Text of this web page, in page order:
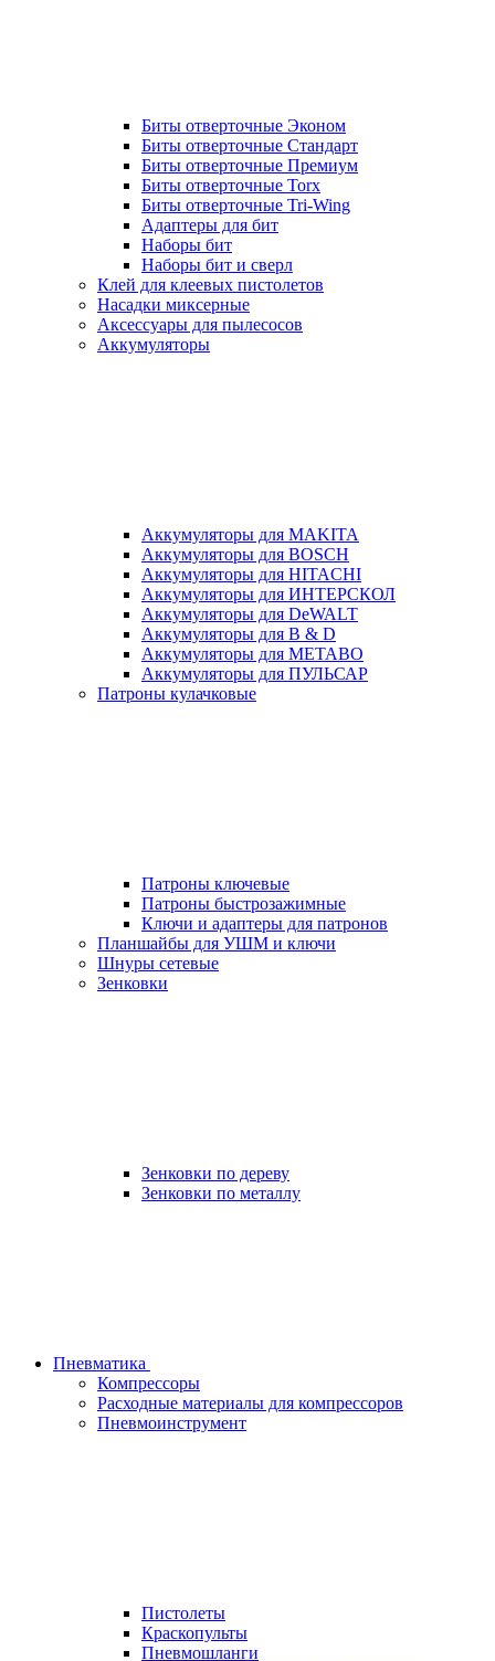
Биты отверточные Эконом
Биты отверточные Стандарт
Биты отверточные Премиум
Биты отверточные Torx
Биты отверточные Tri-Wing
Адаптеры для бит
Наборы бит
Наборы бит и сверл
Клей для клеевых пистолетов
Насадки миксерные
Аксессуары для пылесосов
Аккумуляторы
Аккумуляторы для MAKITA
Аккумуляторы для BOSCH
Аккумуляторы для HITACHI
Аккумуляторы для ИНТЕРСКОЛ
Аккумуляторы для DeWALT
Аккумуляторы для B & D
Аккумуляторы для METABO
Аккумуляторы для ПУЛЬСАР
Патроны кулачковые
Патроны ключевые
Патроны быстрозажимные
Ключи и адаптеры для патронов
Планшайбы для УШМ и ключи
Шнуры сетевые
Зенковки
Зенковки по дереву
Зенковки по металлу
Пневматика
Компрессоры
Расходные материалы для компрессоров
Пневмоинструмент
Пистолеты
Краскопульты
Пневмошланги